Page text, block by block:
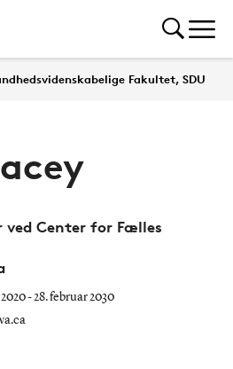
Fakultet, SDU
ved Center for Fælles
- 28. februar 2030